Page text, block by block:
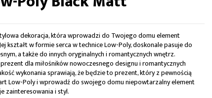
dekoracja, która wprowadzi do Twojego domu element
kształt w formie serca w technice Low-Poly, doskonale pasuje do
a także do innych oryginalnych i romantycznych wnętrz.
dla miłośników nowoczesnego designu i romantycznych
wykonania sprawiają, że będzie to prezent, który z pewnością
Low-Poly i wprowadź do swojego domu niepowtarzalny element
zainteresowania i styl.